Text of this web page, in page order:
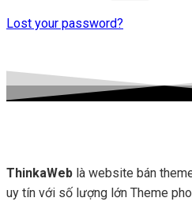
Lost your password?
ThinkaWeb là website bán
uy tín với số lượng lớn Theme